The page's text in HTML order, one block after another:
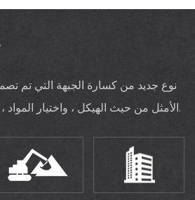
نوع جديد من كسارة الجبهة التي تم
الأمثل من حيث الهيكل ، واختيار المواد ، والعملية ، والتجميع ، إلخ.